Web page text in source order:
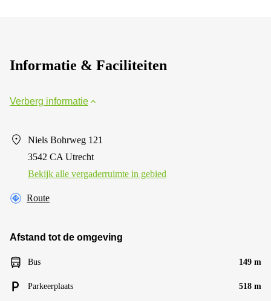
Informatie & Faciliteiten
Verberg informatie
Niels Bohrweg 121
3542 CA Utrecht
Bekijk alle vergaderruimte in gebied
Route
Afstand tot de omgeving
Bus 149 m
Parkeerplaats 518 m